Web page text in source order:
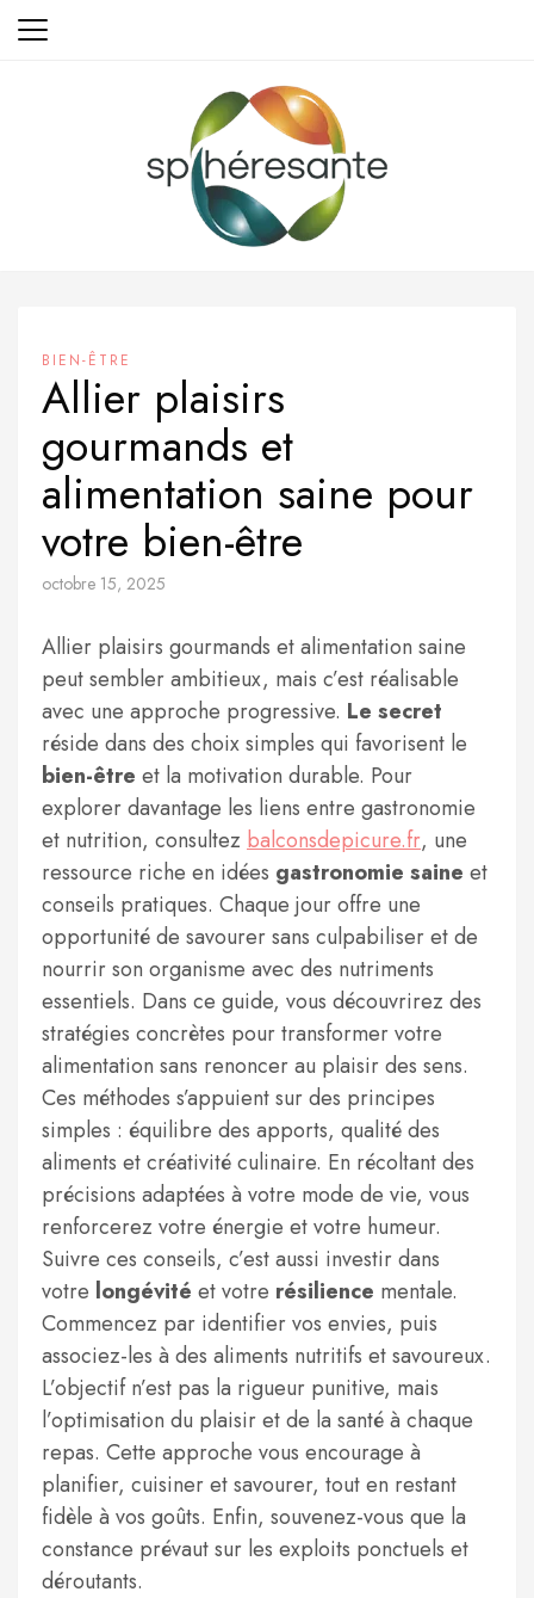
Aller
au
BIEN-ÊTRE
Allier plaisirs
gourmands et
alimentation saine pour
votre bien-être
octobre 15, 2025
Allier plaisirs gourmands et alimentation saine
peut sembler ambitieux, mais c’est réalisable
avec une approche progressive. Le secret
réside dans des choix simples qui favorisent le
bien-être et la motivation durable. Pour
explorer davantage les liens entre gastronomie
et nutrition, consultez balconsdepicure.fr, une
ressource riche en idées gastronomie saine et
conseils pratiques. Chaque jour offre une
opportunité de savourer sans culpabiliser et de
nourrir son organisme avec des nutriments
essentiels. Dans ce guide, vous découvrirez des
stratégies concrètes pour transformer votre
alimentation sans renoncer au plaisir des sens.
Ces méthodes s’appuient sur des principes
simples : équilibre des apports, qualité des
aliments et créativité culinaire. En récoltant des
précisions adaptées à votre mode de vie, vous
renforcerez votre énergie et votre humeur.
Suivre ces conseils, c’est aussi investir dans
votre longévité et votre résilience mentale.
Commencez par identifier vos envies, puis
associez-les à des aliments nutritifs et savoureux.
L’objectif n’est pas la rigueur punitive, mais
l’optimisation du plaisir et de la santé à chaque
repas. Cette approche vous encourage à
planifier, cuisiner et savourer, tout en restant
fidèle à vos goûts. Enfin, souvenez-vous que la
constance prévaut sur les exploits ponctuels et
déroutants.